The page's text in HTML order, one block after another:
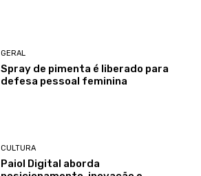
GERAL
Spray de pimenta é liberado para
defesa pessoal feminina
CULTURA
Paiol Digital aborda